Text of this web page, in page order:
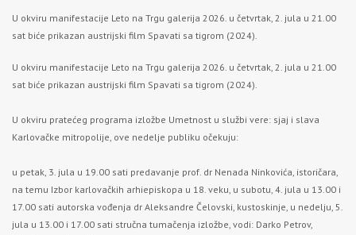
U okviru manifestacije Leto na Trgu galerija 2026. u četvrtak, 2. jula u 21.00
sat biće prikazan austrijski film Spavati sa tigrom (2024).
U okviru manifestacije Leto na Trgu galerija 2026. u četvrtak, 2. jula u 21.00
sat biće prikazan austrijski film Spavati sa tigrom (2024).
U okviru pratećeg programa izložbe Umetnost u službi vere: sjaj i slava
Karlovačke mitropolije, ove nedelje publiku očekuju:
u petak, 3. jula u 19.00 sati predavanje prof. dr Nenada Ninkovića, istoričara,
na temu Izbor karlovačkih arhiepiskopa u 18. veku, u subotu, 4. jula u 13.00 i
17.00 sati autorska vođenja dr Aleksandre Čelovski, kustoskinje, u nedelju, 5.
jula u 13.00 i 17.00 sati stručna tumačenja izložbe, vodi: Darko Petrov,